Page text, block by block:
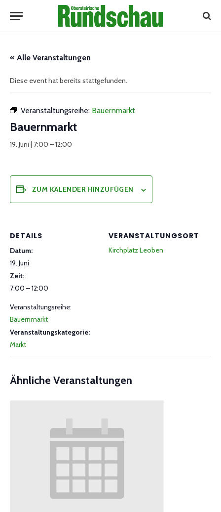
« Alle Veranstaltungen
Diese event hat bereits stattgefunden.
Veranstaltungsreihe: Bauernmarkt
Bauernmarkt
19. Juni | 7:00 –12:00
ZUM KALENDER HINZUFÜGEN
DETAILS
Datum:
19. Juni
Zeit:
7:00 – 12:00
Veranstaltungsreihe:
Bauernmarkt
Veranstaltungskategorie:
Markt
VERANSTALTUNGSORT
Kirchplatz Leoben
Ähnliche Veranstaltungen